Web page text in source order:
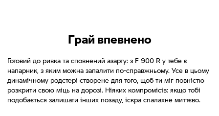
Грай впевнено
Готовий до ривка та сповнений азарту: з F 900 R у тебе є
напарник, з яким можна запалити по-справжньому. Усе в цьому
динамічному родстері створене для того, щоб ти міг повністю
розкрити свою міць на дорозі. Ніяких компромісів: якщо тобі
подобається залишати інших позаду, іскра спалахне миттєво.